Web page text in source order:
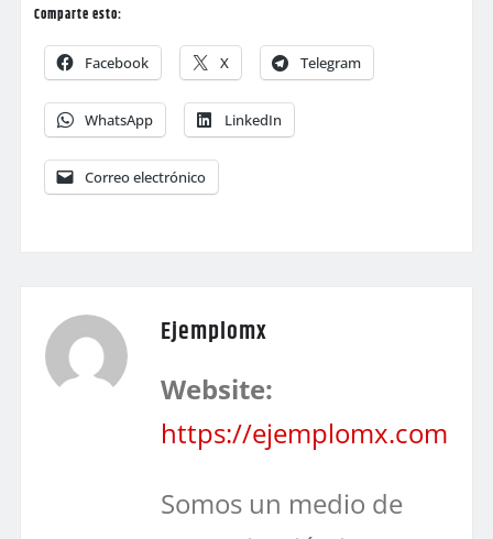
Comparte esto:
Facebook X Telegram
WhatsApp LinkedIn
Correo electrónico
Ejemplomx
Website:
https://ejemplomx.com
Somos un medio de